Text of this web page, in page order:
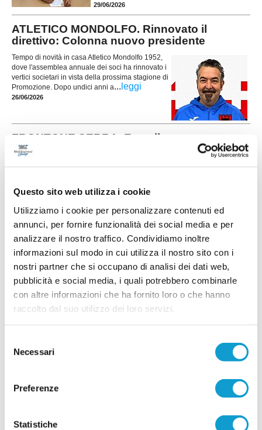
Questo sito web utilizza i cookie
Utilizziamo i cookie per personalizzare contenuti ed
annunci, per fornire funzionalità dei social media e per
analizzare il nostro traffico. Condividiamo inoltre
informazioni sul modo in cui utilizza il nostro sito con i
nostri partner che si occupano di analisi dei dati web,
pubblicità e social media, i quali potrebbero combinarle
con altre informazioni che ha fornito loro o che hanno
raccolto dal suo utilizzo dei loro servizi.
delNecessari
Preferenze
Statistiche
29/06/2026
ATLETICO MONDOLFO. Rinnovato il
direttivo: Colonna nuovo presidente
Tempo di novità in casa Atletico Mondolfo 1952,
dove l'assemblea annuale dei soci ha rinnovato i
vertici societari in vista della prossima stagione di
Promozione. Dopo undici anni a... leggi
26/06/2026
FRONTONE SERRA. Ecco il nuovo
allenatore
Il Frontone Serra ha scelto il nuovo allenatore per
tecnico classe 1987 originario di Serra
...
26/06/2026
Vai all'edizione provinciale